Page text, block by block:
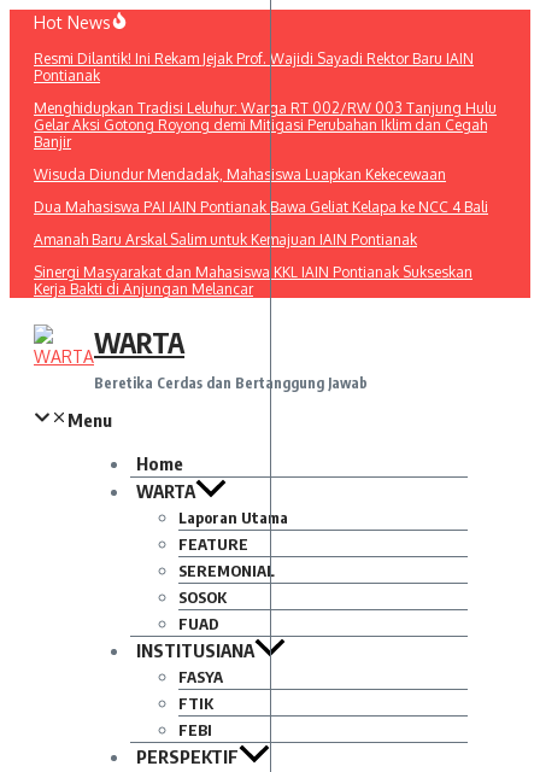
Lewati
konten
Hot News
Resmi Dilantik! Ini Rekam Jejak Prof. Wajidi Sayadi Rektor Baru IAIN
Pontianak
Menghidupkan Tradisi Leluhur: Warga RT 002/RW 003 Tanjung Hulu
Gelar Aksi Gotong Royong demi Mitigasi Perubahan Iklim dan Cegah
Banjir
Wisuda Diundur Mendadak, Mahasiswa Luapkan Kekecewaan
Dua Mahasiswa PAI IAIN Pontianak Bawa Geliat Kelapa ke NCC 4 Bali
Amanah Baru Arskal Salim untuk Kemajuan IAIN Pontianak
Sinergi Masyarakat dan Mahasiswa KKL IAIN Pontianak Sukseskan
Kerja Bakti di Anjungan Melancar
WARTA
Beretika Cerdas dan Bertanggung Jawab
Menu
Home
WARTA
Laporan Utama
FEATURE
SEREMONIAL
SOSOK
FUAD
INSTITUSIANA
FASYA
FTIK
FEBI
PERSPEKTIF